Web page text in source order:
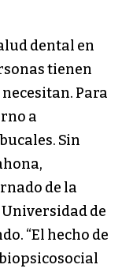
dental en
tienen
Para
a
Sin
de la
de
“El hecho de